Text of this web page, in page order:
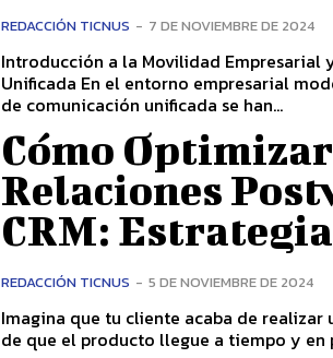
REDACCIÓN TICNUS - 7 DE NOVIEMBRE DE 2024
Introducción a la Movilidad Empresarial
Unificada En el entorno empresarial moderno, la movilidad y las plataformas
de comunicación unificada se han...
Cómo
Relaciones
CRM:
REDACCIÓN TICNUS - 5 DE NOVIEMBRE DE 2024
Imagina que tu cliente acaba de realizar
de que el producto llegue a tiempo y en